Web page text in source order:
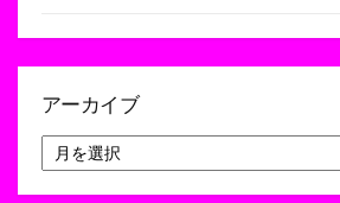
アーカイブ
ー
カ